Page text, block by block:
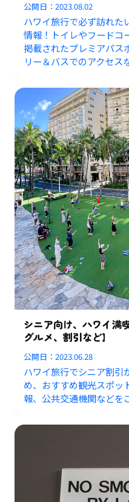
公開日：2023.08.02
ハワイ旅行で必ず訪れた
情報！トイレやフードコ
掲載されたプレミアパス
リー＆バスでのアクセス
シニア向け、ハワイ満
グルメ、割引など】
公開日：2023.06.28
ハワイ旅行でシニア割引
め、おすすめ観光スポッ
報、公共交通機関などを